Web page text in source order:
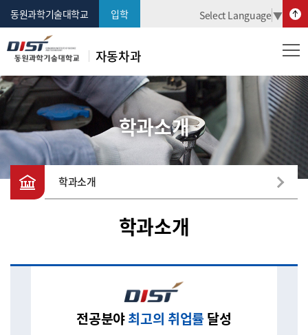
동원과학기술대학교 입학 Select Language▼
자동차과
학과소개
학과소개
학과소개
전공분야최고의 취업률달성